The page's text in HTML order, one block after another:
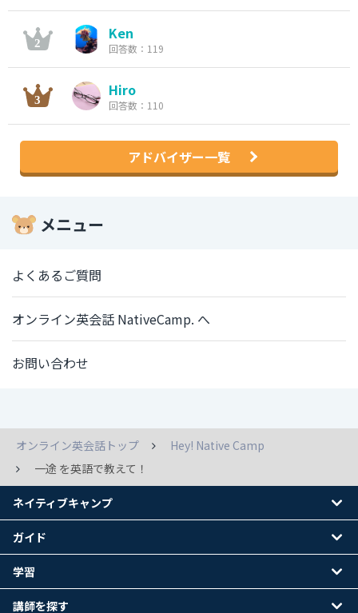
Ken
回答数：119
Hiro
回答数：110
アドバイザー一覧
メニュー
よくあるご質問
オンライン英会話 NativeCamp. へ
お問い合わせ
オンライン英会話トップ
Hey! Native Camp
一途 を英語で教えて！
ネイティブキャンプ
ガイド
学習
講師を探す